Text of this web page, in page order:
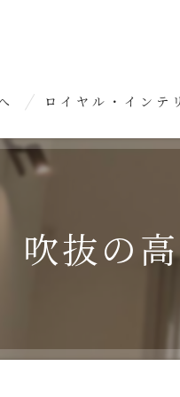
ロイヤル・インテ
吹抜の